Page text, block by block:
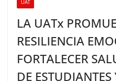
UAT
LA UATx
RESILIENCIA
FORTALECER
DE ESTUDIANTES